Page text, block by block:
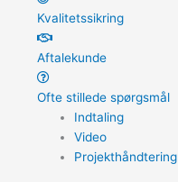
Kvalitetssikring
Aftalekunde
Ofte stillede spørgsmål
Indtaling
Video
Projekthåndtering